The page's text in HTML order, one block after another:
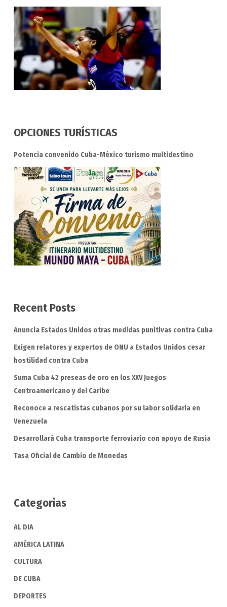
OPCIONES TURÍSTICAS
Potencia convenido Cuba-México turismo multidestino
Recent Posts
Anuncia Estados Unidos otras medidas punitivas contra Cuba
Exigen relatores y expertos de ONU a Estados Unidos cesar
hostilidad contra Cuba
Suma Cuba 42 preseas de oro en los XXV Juegos
Centroamericano y del Caribe
Reconoce a rescatistas cubanos por su labor solidaria en
Venezuela
Desarrollará Cuba transporte ferroviario con apoyo de Rusia
Tasa Oficial de Cambio de Monedas
Categorias
AL DIA
AMÉRICA LATINA
CULTURA
DE CUBA
DEPORTES